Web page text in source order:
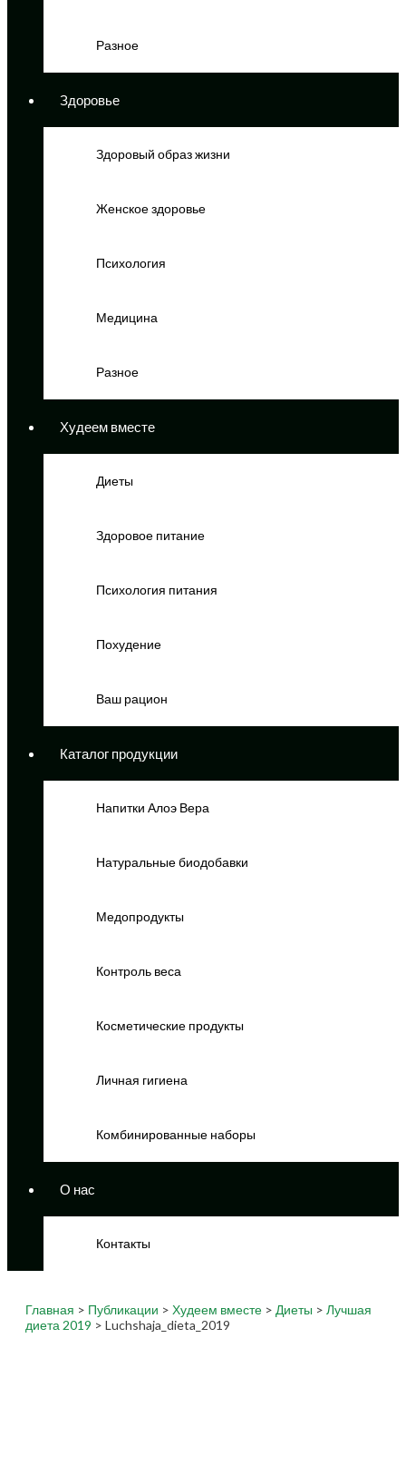
Разное
Здоровье
Здоровый образ жизни
Женское здоровье
Психология
Медицина
Разное
Худеем вместе
Диеты
Здоровое питание
Психология питания
Похудение
Ваш рацион
Каталог продукции
Напитки Алоэ Вера
Натуральные биодобавки
Медопродукты
Контроль веса
Косметические продукты
Личная гигиена
Комбинированные наборы
О нас
Контакты
Главная > Публикации > Худеем вместе > Диеты > Лучшая
диета 2019 > Luchshaja_dieta_2019